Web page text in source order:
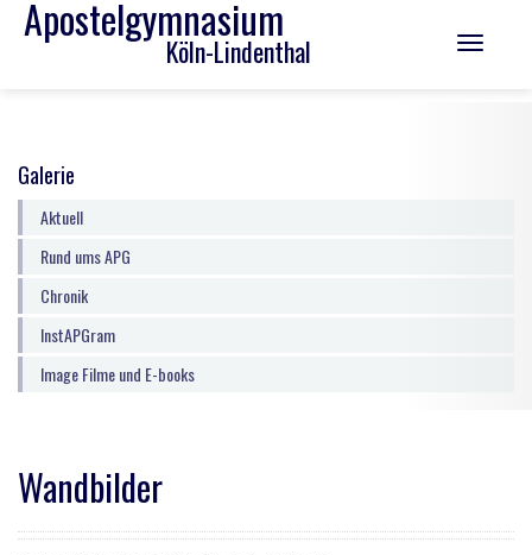
Apostelgymnasium
Köln-Lindenthal
Toggle
Galerie
Aktuell
Rund ums APG
Chronik
InstAPGram
Image Filme und E-books
Wandbilder
DETAILS